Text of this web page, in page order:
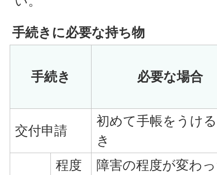
手続きに必要な持ち物
手続き 必要な場合
交付申請
初めて手帳をうけ
き
程度
障害の程度が変わ